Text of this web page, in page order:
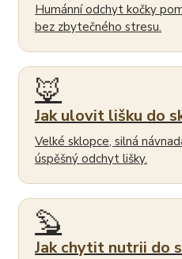
Humánní odchyt kočky
bez zbytečného stresu.
🦊
Jak ulovit lišku do
Velké sklopce, silná
úspěšný odchyt lišky.
🦫
Jak chytit nutrii do